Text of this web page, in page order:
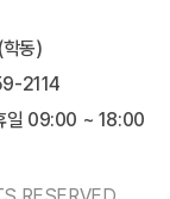
동)
2114
일 09:00 ~ 18:00